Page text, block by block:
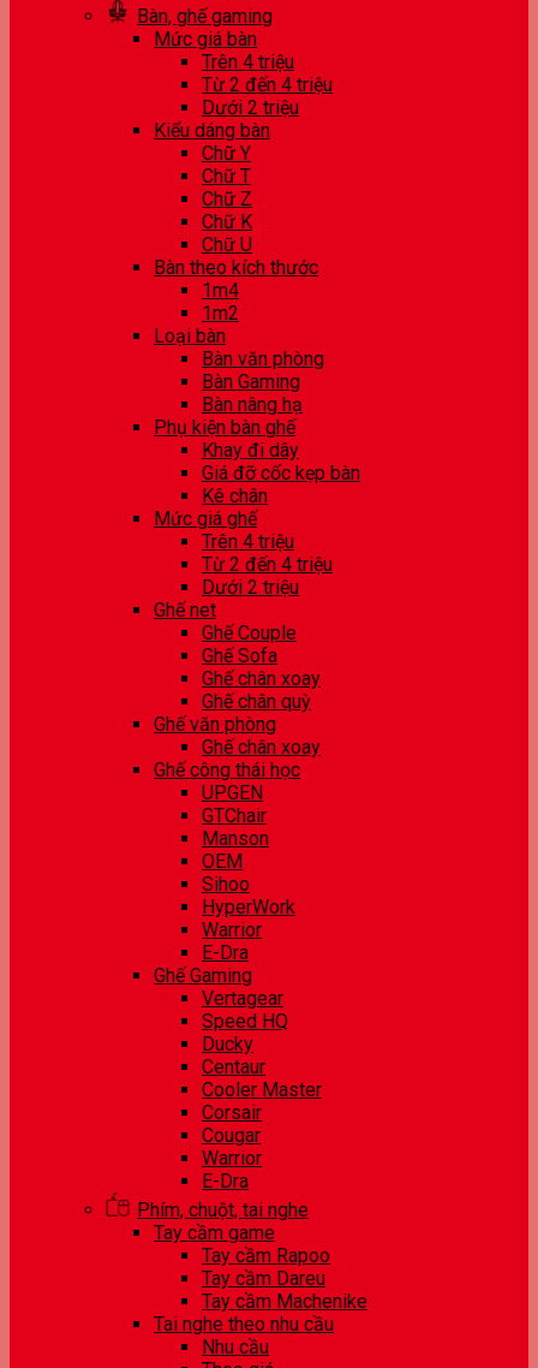
Bàn, ghế gaming
Mức giá bàn
Trên 4 triệu
Từ 2 đến 4 triệu
Dưới 2 triệu
Kiểu dáng bàn
Chữ Y
Chữ T
Chữ Z
Chữ K
Chữ U
Bàn theo kích thước
1m4
1m2
Loại bàn
Bàn văn phòng
Bàn Gaming
Bàn nâng hạ
Phụ kiện bàn ghế
Khay đi dây
Giá đỡ cốc kẹp bàn
Kê chân
Mức giá ghế
Trên 4 triệu
Từ 2 đến 4 triệu
Dưới 2 triệu
Ghế net
Ghế Couple
Ghế Sofa
Ghế chân xoay
Ghế chân quỳ
Ghế văn phòng
Ghế chân xoay
Ghế công thái học
UPGEN
GTChair
Manson
OEM
Sihoo
HyperWork
Warrior
E-Dra
Ghế Gaming
Vertagear
Speed HQ
Ducky
Centaur
Cooler Master
Corsair
Cougar
Warrior
E-Dra
Phím, chuột, tai nghe
Tay cầm game
Tay cầm Rapoo
Tay cầm Dareu
Tay cầm Machenike
Tai nghe theo nhu cầu
Nhu cầu